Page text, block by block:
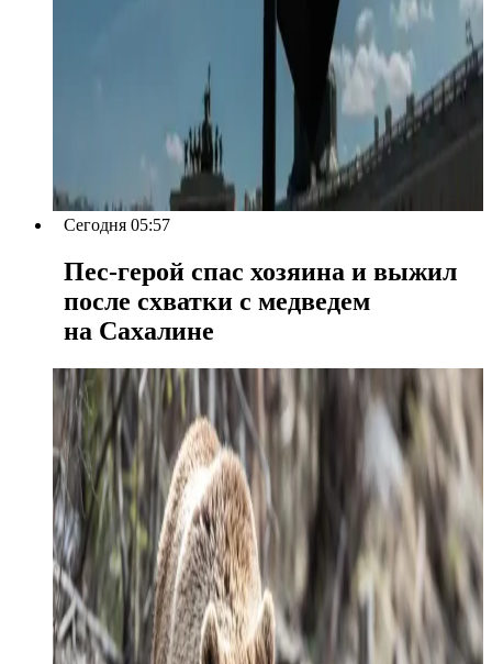
Сегодня 05:57
Пес-герой спас хозяина и выжил
после схватки с медведем
на Сахалине